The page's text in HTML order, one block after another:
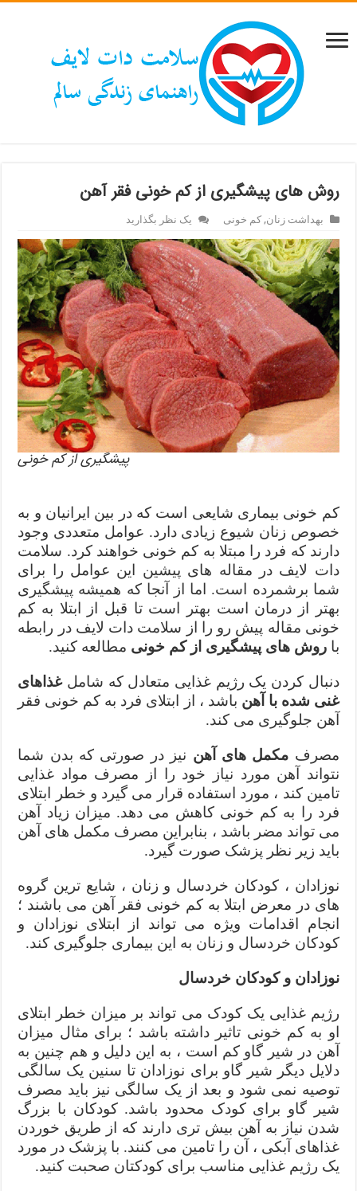
روش های پیشگیری از کم خونی فقر آهن
بهداشت زنان,کم خونی یک نظر بگذارید
پیشگیری از کم خونی
کم خونی بیماری شایعی است که در بین ایرانیان و به
خصوص زنان شیوع زیادی دارد. عوامل متعددی وجود
دارند که فرد را مبتلا به کم خونی خواهند کرد. سلامت
دات لایف در مقاله های پیشین این عوامل را برای
شما برشمرده است. اما از آنجا که همیشه پیشگیری
بهتر از درمان است بهتر است تا قبل از ابتلا به کم
خونی مقاله پیش رو را از سلامت دات لایف در رابطه
با روش های پیشگیری از کم خونی مطالعه کنید.
دنبال کردن یک رژیم غذایی متعادل که شاملغذاهای
غنی شده با آهن باشد ، از ابتلای فرد به کم خونی فقر
آهن جلوگیری می کند.
مصرف مکمل های آهن نیز در صورتی که بدن شما
نتواند آهن مورد نیاز خود را از مصرف مواد غذایی
تامین کند ، مورد استفاده قرار می گیرد و خطر ابتلای
فرد را به کم خونی کاهش می دهد. میزان زیاد آهن
می تواند مضر باشد ، بنابراین مصرف مکمل های آهن
باید زیر نظر پزشک صورت گیرد.
نوزادان ، کودکان خردسال و زنان ، شایع ترین گروه
های در معرض ابتلا به کم خونی فقر آهن می باشند ؛
انجام اقدامات ویژه می تواند از ابتلای نوزادان و
کودکان خردسال و زنان به این بیماری جلوگیری کند.
نوزادان و کودکان خردسال
رژیم غذایی یک کودک می تواند بر میزان خطر ابتلای
او به کم خونی تاثیر داشته باشد ؛ برای مثال میزان
آهن در شیر گاو کم است ، به این دلیل و هم چنین به
دلایل دیگر شیر گاو برای نوزادان تا سنین یک سالگی
توصیه نمی شود و بعد از یک سالگی نیز باید مصرف
شیر گاو برای کودک محدود باشد. کودکان با بزرگ
شدن نیاز به آهن بیش تری دارند که از طریق خوردن
غذاهای آبکی ، آن را تامین می کنند. با پزشک در مورد
یک رژیم غذایی مناسب برای کودکتان صحبت کنید.